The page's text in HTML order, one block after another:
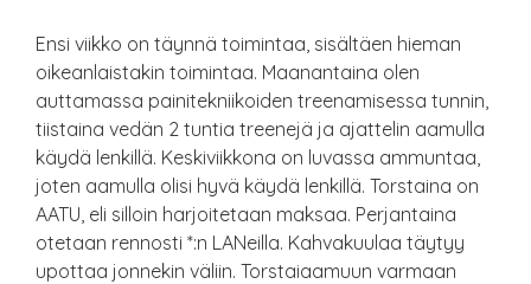
Ensi viikko on täynnä toimintaa, sisältäen hieman
oikeanlaistakin toimintaa. Maanantaina olen
auttamassa painitekniikoiden treenamisessa tunnin,
tiistaina vedän 2 tuntia treenejä ja ajattelin aamulla
käydä lenkillä. Keskiviikkona on luvassa ammuntaa,
joten aamulla olisi hyvä käydä lenkillä. Torstaina on
AATU, eli silloin harjoitetaan maksaa. Perjantaina
otetaan rennosti *:n LANeilla. Kahvakuulaa täytyy
upottaa jonnekin väliin. Torstaiaamuun varmaan